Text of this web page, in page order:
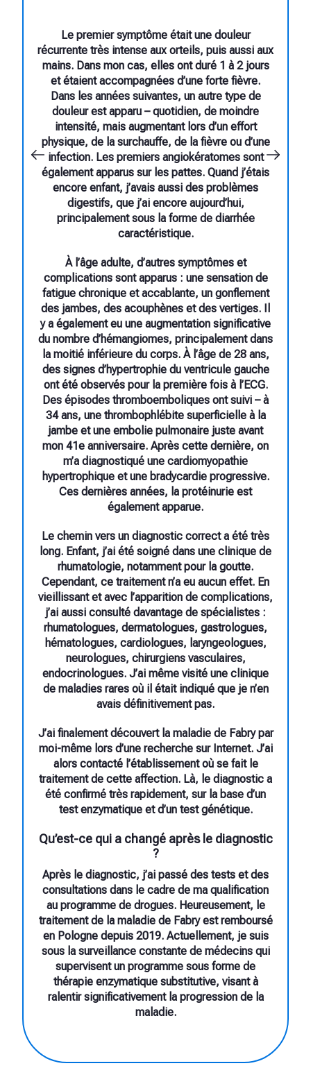
Le premier symptôme était une douleur
récurrente très intense aux orteils, puis aussi aux
mains. Dans mon cas, elles ont duré 1 à 2 jours
et étaient accompagnées d’une forte fièvre.
Dans les années suivantes, un autre type de
douleur est apparu – quotidien, de moindre
intensité, mais augmentant lors d’un effort
physique, de la surchauffe, de la fièvre ou d’une
infection. Les premiers angiokératomes sont
également apparus sur les pattes. Quand j’étais
encore enfant, j’avais aussi des problèmes
digestifs, que j’ai encore aujourd’hui,
principalement sous la forme de diarrhée
caractéristique.
À l’âge adulte, d’autres symptômes et
complications sont apparus : une sensation de
fatigue chronique et accablante, un gonflement
des jambes, des acouphènes et des vertiges. Il
y a également eu une augmentation significative
du nombre d’hémangiomes, principalement dans
la moitié inférieure du corps. À l’âge de 28 ans,
des signes d’hypertrophie du ventricule gauche
ont été observés pour la première fois à l’ECG.
Des épisodes thromboemboliques ont suivi – à
34 ans, une thrombophlébite superficielle à la
jambe et une embolie pulmonaire juste avant
mon 41e anniversaire. Après cette dernière, on
m’a diagnostiqué une cardiomyopathie
hypertrophique et une bradycardie progressive.
Ces dernières années, la protéinurie est
également apparue.
Le chemin vers un diagnostic correct a été très
long. Enfant, j’ai été soigné dans une clinique de
rhumatologie, notamment pour la goutte.
Cependant, ce traitement n’a eu aucun effet. En
vieillissant et avec l’apparition de complications,
j’ai aussi consulté davantage de spécialistes :
rhumatologues, dermatologues, gastrologues,
hématologues, cardiologues, laryngeologues,
neurologues, chirurgiens vasculaires,
endocrinologues. J’ai même visité une clinique
de maladies rares où il était indiqué que je n’en
avais définitivement pas.
J’ai finalement découvert la maladie de Fabry par
moi-même lors d’une recherche sur Internet. J’ai
alors contacté l’établissement où se fait le
traitement de cette affection. Là, le diagnostic a
été confirmé très rapidement, sur la base d’un
test enzymatique et d’un test génétique.
Qu’est-ce qui a changé après le diagnostic
?
Après le diagnostic, j’ai passé des tests et des
consultations dans le cadre de ma qualification
au programme de drogues. Heureusement, le
traitement de la maladie de Fabry est remboursé
en Pologne depuis 2019. Actuellement, je suis
sous la surveillance constante de médecins qui
supervisent un programme sous forme de
thérapie enzymatique substitutive, visant à
ralentir significativement la progression de la
maladie.